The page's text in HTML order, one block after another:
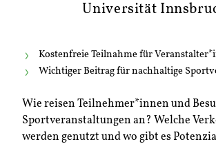
Universität
Kostenfreie Teilnahme für Veranstalter*i
Wichtiger Beitrag für nachhaltige
Wie reisen Teilnehmer*innen und
Sportveranstaltungen an? Welche
werden genutzt und wo gibt es